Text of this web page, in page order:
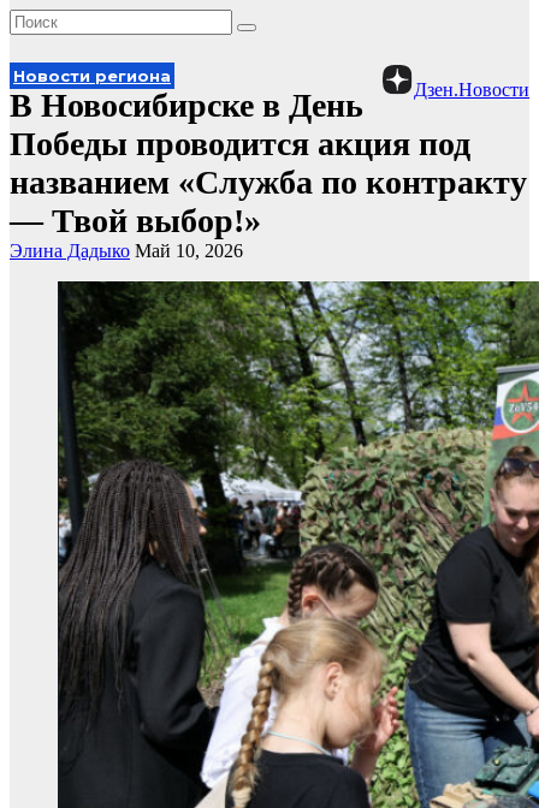
Дзен.Новости
Новости региона
В Новосибирске в День
Победы проводится акция под
названием «Служба по контракту
— Твой выбор!»
Элина Дадыко Май 10, 2026